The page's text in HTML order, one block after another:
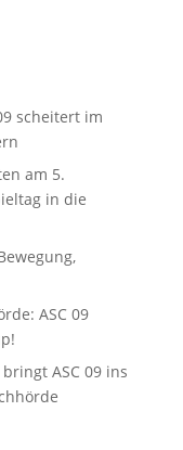
scheitert im
am 5.
in die
ASC 09
ASC 09 ins